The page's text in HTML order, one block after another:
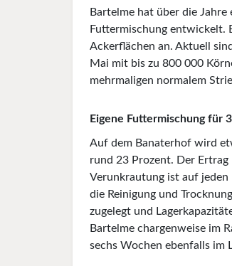
Bartelme hat über die
Futtermischung entwickelt.
Ackerflächen an. Aktuell
Mai mit bis zu 800 000
mehrmaligen normalem
Eigene Futtermischung für
Auf dem Banaterhof wird
rund 23 Prozent. Der
Verunkrautung ist auf jeden
die Reinigung und
zugelegt und
Bartelme chargenweise im
sechs Wochen ebenfalls im